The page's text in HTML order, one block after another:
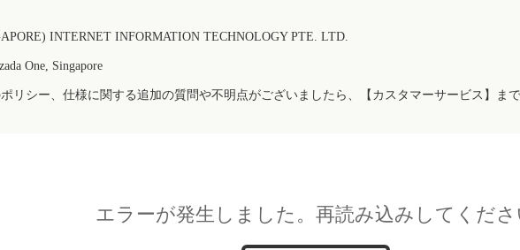
INTERNET INFORMATION TECHNOLOGY PTE. LTD.
One, Singapore
リシー、仕様に関する追加の質問や不明点がございましたら、【カスタマーサービス】ま
エラーが発生しました。再読み込みしてくださ